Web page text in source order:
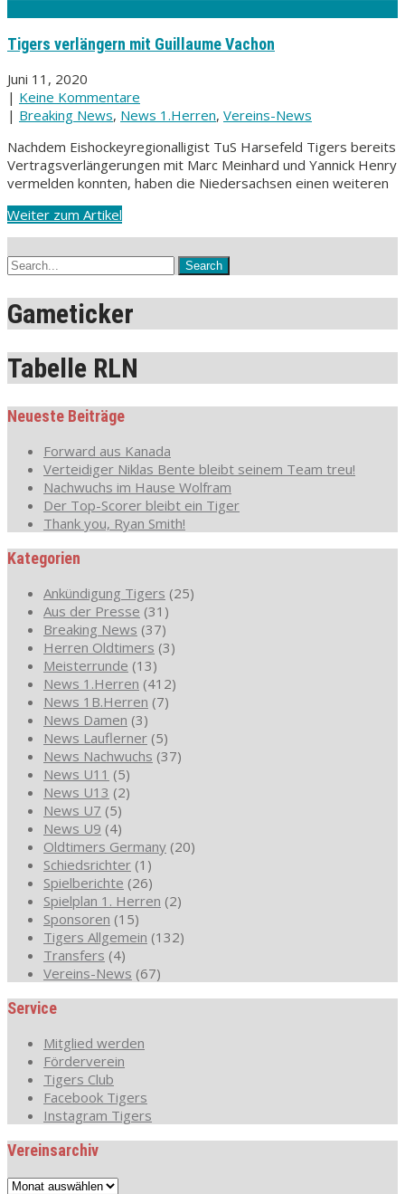
Tigers verlängern mit Guillaume Vachon
Juni 11, 2020
| Keine Kommentare
| Breaking News, News 1.Herren, Vereins-News
Nachdem Eishockeyregionalligist TuS Harsefeld Tigers bereits
Vertragsverlängerungen mit Marc Meinhard und Yannick Henry
vermelden konnten, haben die Niedersachsen einen weiteren
Weiter zum Artikel
Gameticker
Tabelle RLN
Neueste Beiträge
Forward aus Kanada
Verteidiger Niklas Bente bleibt seinem Team treu!
Nachwuchs im Hause Wolfram
Der Top-Scorer bleibt ein Tiger
Thank you, Ryan Smith!
Kategorien
Ankündigung Tigers (25)
Aus der Presse (31)
Breaking News (37)
Herren Oldtimers (3)
Meisterrunde (13)
News 1.Herren (412)
News 1B.Herren (7)
News Damen (3)
News Lauflerner (5)
News Nachwuchs (37)
News U11 (5)
News U13 (2)
News U7 (5)
News U9 (4)
Oldtimers Germany (20)
Schiedsrichter (1)
Spielberichte (26)
Spielplan 1. Herren (2)
Sponsoren (15)
Tigers Allgemein (132)
Transfers (4)
Vereins-News (67)
Service
Mitglied werden
Förderverein
Tigers Club
Facebook Tigers
Instagram Tigers
Vereinsarchiv
Vereinsarchiv